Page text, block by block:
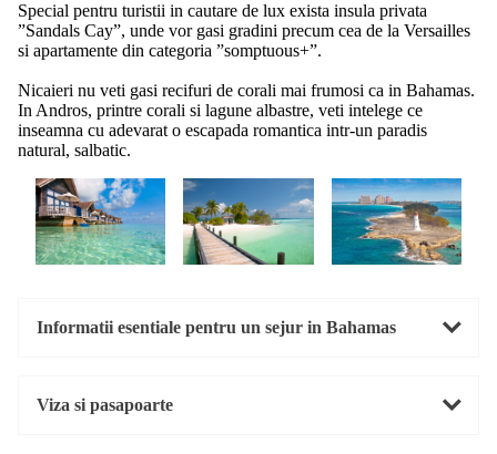
Special pentru turistii in cautare de lux exista insula privata
”Sandals Cay”, unde vor gasi gradini precum cea de la Versailles
si apartamente din categoria ”somptuous+”.
Nicaieri nu veti gasi recifuri de corali mai frumosi ca in Bahamas.
In Andros, printre corali si lagune albastre, veti intelege ce
inseamna cu adevarat o escapada romantica intr-un paradis
natural, salbatic.
Informatii esentiale pentru un sejur in Bahamas
Viza si pasapoarte